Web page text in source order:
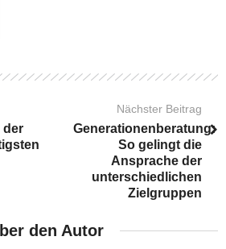
der
Nächster Beitrag
Generationenberatung:
So gelingt die
Ansprache der
unterschiedlichen
Zielgruppen
den Autor